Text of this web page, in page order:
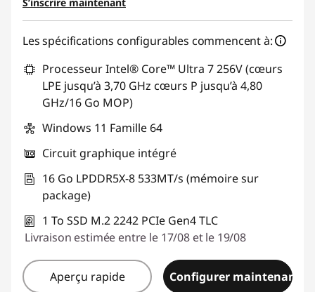
Les spécifications configurables commencent à:
Processeur Intel® Core™ Ultra 7 256V (cœurs
LPE jusqu’à 3,70 GHz cœurs P jusqu’à 4,80
GHz/16 Go MOP)
Windows 11 Famille 64
Circuit graphique intégré
16 Go LPDDR5X-8 533MT/s (mémoire sur
package)
1 To SSD M.2 2242 PCIe Gen4 TLC
Livraison estimée entre le 17/08 et le 19/08
Aperçu rapide Configurer maintenant